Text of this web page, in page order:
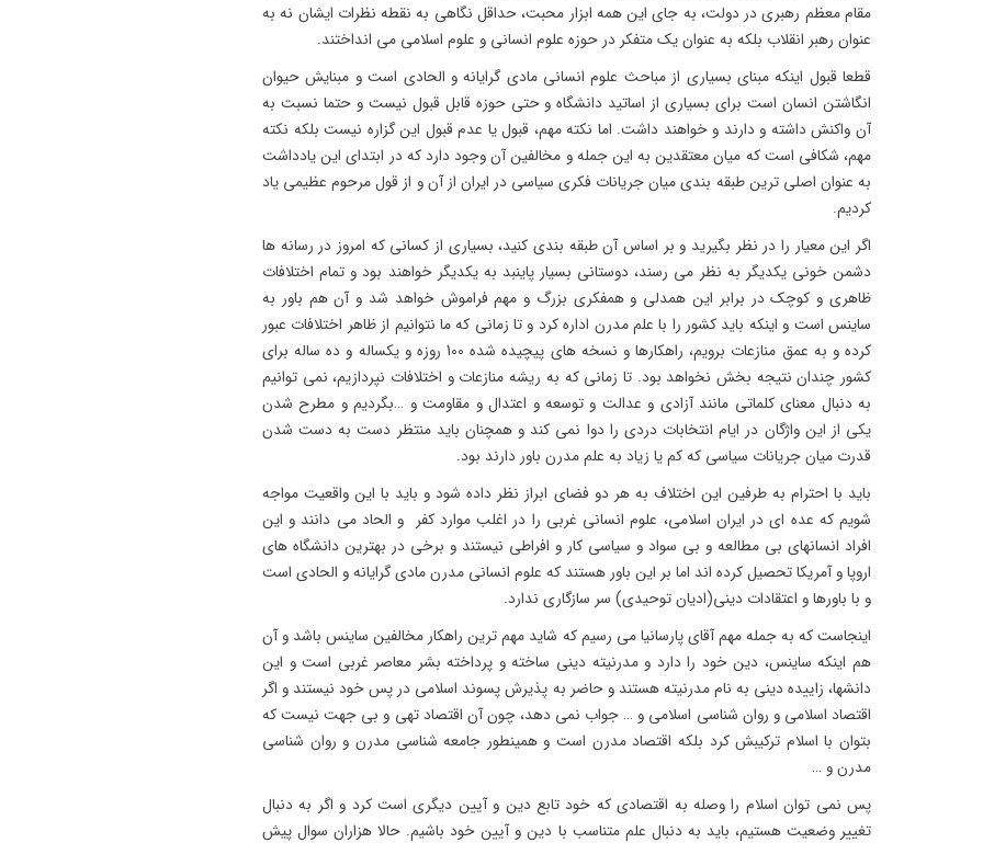
مقام معظم رهبری در دولت، به جای این همه ابزار محبت، حداقل نگاهی به نقطه نظرات ایشان نه به
عنوان رهبر انقلاب بلکه به عنوان یک متفکر در حوزه علوم انسانی و علوم اسلامی می انداختند.
قطعا قبول اینکه مبنای بسیاری از مباحث علوم انسانی مادی گرایانه و الحادی است و مبنایش حیوان
انگاشتن انسان است برای بسیاری از اساتید دانشگاه و حتی حوزه قابل قبول نیست و حتما نسبت به
آن واکنش داشته و دارند و خواهند داشت. اما نکته مهم، قبول یا عدم قبول این گزاره نیست بلکه نکته
مهم، شکافی است که میان معتقدین به این جمله و مخالفین آن وجود دارد که در ابتدای این یادداشت
به عنوان اصلی ترین طبقه بندی میان جریانات فکری سیاسی در ایران از آن و از قول مرحوم عظیمی یاد
کردیم.
اگر این معیار را در نظر بگیرید و بر اساس آن طبقه بندی کنید، بسیاری از کسانی که امروز در رسانه ها
دشمن خونی یکدیگر به نظر می رسند، دوستانی بسیار پاینبد به یکدیگر خواهند بود و تمام اختلافات
ظاهری و کوچک در برابر این همدلی و همفکری بزرگ و مهم فراموش خواهد شد و آن هم باور به
ساینس است و اینکه باید کشور را با علم مدرن اداره کرد و تا زمانی که ما نتوانیم از ظاهر اختلافات عبور
کرده و به عمق منازعات برویم، راهکارها و نسخه های پیچیده شده 100 روزه و یکساله و ده ساله برای
کشور چندان نتیجه بخش نخواهد بود. تا زمانی که به ریشه منازعات و اختلافات نپردازیم، نمی توانیم
به دنبال معنای کلماتی مانند آزادی و عدالت و توسعه و اعتدال و مقاومت و …بگردیم و مطرح شدن
یکی از این واژگان در ایام انتخابات دردی را دوا نمی کند و همچنان باید منتظر دست به دست شدن
قدرت میان جریانات سیاسی که کم یا زیاد به علم مدرن باور دارند بود.
باید با احترام به طرفین این اختلاف به هر دو فضای ابراز نظر داده شود و باید با این واقعیت مواجه
شویم که عده ای در ایران اسلامی، علوم انسانی غربی را در اغلب موارد کفر و الحاد می دانند و این
افراد انسانهای بی مطالعه و بی سواد و سیاسی کار و افراطی نیستند و برخی در بهترین دانشگاه های
اروپا و آمریکا تحصیل کرده اند اما بر این باور هستند که علوم انسانی مدرن مادی گرایانه و الحادی است
و با باورها و اعتقادات دینی(ادیان توحیدی) سر سازگاری ندارد.
اینجاست که به جمله مهم آقای پارسانیا می رسیم که شاید مهم ترین راهکار مخالفین ساینس باشد و آن
هم اینکه ساینس، دین خود را دارد و مدرنیته دینی ساخته و پرداخته بشر معاصر غربی است و این
دانشها، زاییده دینی به نام مدرنیته هستند و حاضر به پذیرش پسوند اسلامی در پس خود نیستند و اگر
اقتصاد اسلامی و روان شناسی اسلامی و … جواب نمی دهد، چون آن اقتصاد تهی و بی جهت نیست که
بتوان با اسلام ترکیبش کرد بلکه اقتصاد مدرن است و همینطور جامعه شناسی مدرن و روان شناسی
مدرن و …
پس نمی توان اسلام را وصله به اقتصادی که خود تابع دین و آیین دیگری است کرد و اگر به دنبال
تغییر وضعیت هستیم، باید به دنبال علم متناسب با دین و آیین خود باشیم. حالا هزاران سوال پیش